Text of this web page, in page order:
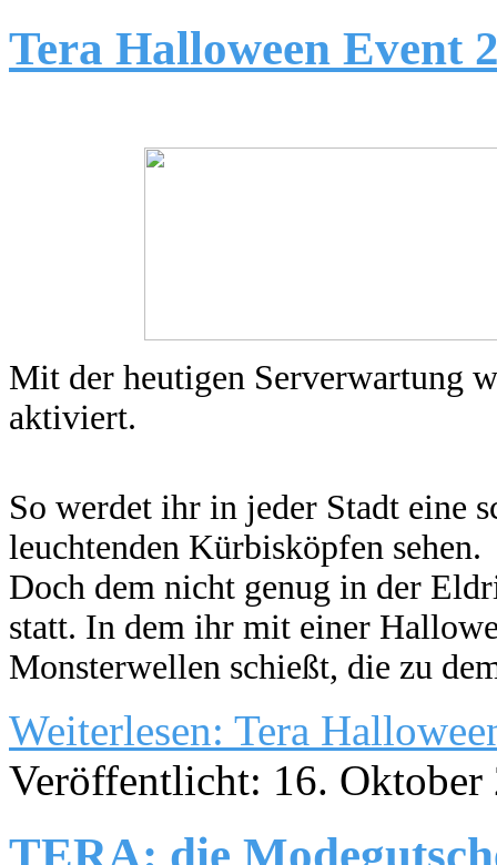
Tera Halloween Event
Mit der heutigen Serverwartung
aktiviert.
So werdet ihr in jeder Stadt eine
leuchtenden Kürbisköpfen sehen.
Doch dem nicht genug in der
statt. In dem ihr mit einer
Monsterwellen schießt, die zu
Weiterlesen: Tera
Veröffentlicht: 16. Oktober